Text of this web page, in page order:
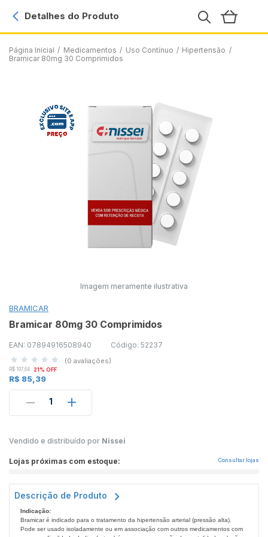
Página Inicial / Medicamentos / Uso Contínuo / Hipertensão /
Bramicar 80mg 30 Comprimidos
Detalhes do Produto
Imagem meramente ilustrativa
BRAMICAR
Bramicar 80mg 30 Comprimidos
EAN: 07894916508940 Código: 52237
(0 avaliações)
R$ 107,64 21% OFF
R$ 85,39
1
Vendido e distribuído por Nissei
Lojas próximas com estoque: Consultar lojas
Descrição de Produto
Indicação:
Bramicar é indicado para o tratamento da hipertensão arterial (pressão alta).
Pode ser usado isoladamente ou em associação com outros medicamentos com